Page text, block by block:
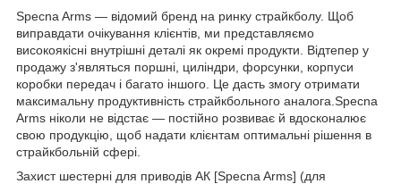
Specna Arms — відомий бренд на ринку страйкболу. Щоб
виправдати очікування клієнтів, ми представляємо
високоякісні внутрішні деталі як окремі продукти. Відтепер у
продажу з'являться поршні, циліндри, форсунки, корпуси
коробки передач і багато іншого. Це дасть змогу отримати
максимальну продуктивність страйкбольного аналога.Specna
Arms ніколи не відстає — постійно розвиває й вдосконалює
свою продукцію, щоб надати клієнтам оптимальні рішення в
страйкбольній сфері.
Захист шестерні для приводів АК [Specna Arms] (для